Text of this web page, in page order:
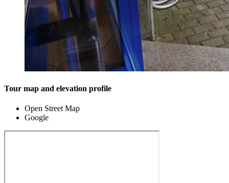
Tour map and elevation profile
Open Street Map
Google